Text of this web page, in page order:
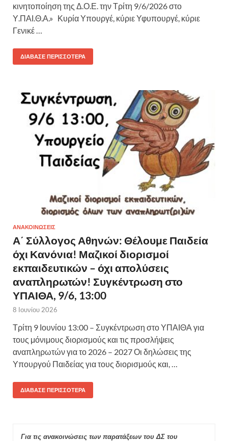
κινητοποίηση της Δ.Ο.Ε. την Τρίτη 9/6/2026 στο
Υ.ΠΑΙ.Θ.Α.» Κυρία Υπουργέ, κύριε Υφυπουργέ, κύριε
Γενικέ …
ΔΙΆΒΑΣΕ ΠΕΡΙΣΣΌΤΕΡΑ
ΑΝΑΚΟΙΝΩΣΕΙΣ
Α΄ Σύλλογος Αθηνών: Θέλουμε Παιδεία
όχι Κανόνια! Μαζικοί διορισμοί
εκπαιδευτικών – όχι απολύσεις
αναπληρωτών! Συγκέντρωση στο
ΥΠΑΙΘΑ, 9/6, 13:00
8 Ιουνίου 2026
Τρίτη 9 Ιουνίου 13:00 – Συγκέντρωση στο ΥΠΑΙΘΑ για
τους μόνιμους διορισμούς και τις προσλήψεις
αναπληρωτών για το 2026 – 2027 Οι δηλώσεις της
Υπουργού Παιδείας για τους διορισμούς και, …
ΔΙΆΒΑΣΕ ΠΕΡΙΣΣΌΤΕΡΑ
Για τις ανακοινώσεις των παρατάξεων του ΔΣ του